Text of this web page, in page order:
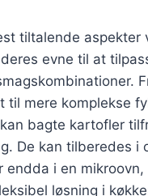
tiltalende aspekter
evne til at
til mere komplekse
bagte kartofler
De kan tilberedes i
endda i en
løsning i